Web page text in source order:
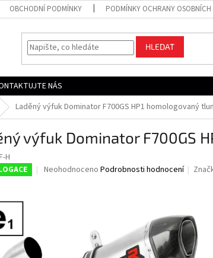
OBCHODNÍ PODMÍNKY PODMÍNKY OCHRANY
HLEDAT
NÁS
Laděný výfuk Dominator F700GS HP1 homologovaný
výfuk Dominator F700GS
H
Průměrné
Neohodnoceno Podrobnosti hodnocení